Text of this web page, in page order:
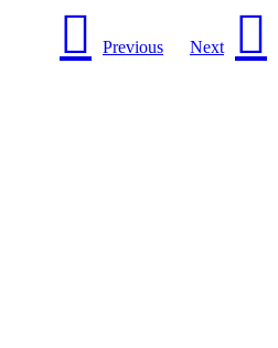
Previous Next